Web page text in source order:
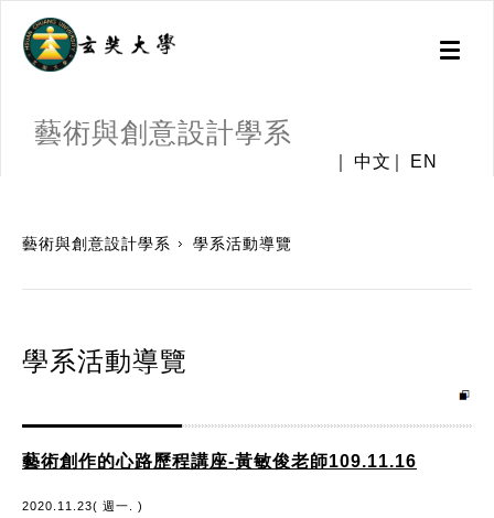
Toggle
藝術與創意設計學系
中文 EN
藝術與創意設計學系 學系活動導覽
學系活動導覽
藝術創作的心路歷程講座-黃敏俊老師109.11.16
2020.11.23( 週一. )